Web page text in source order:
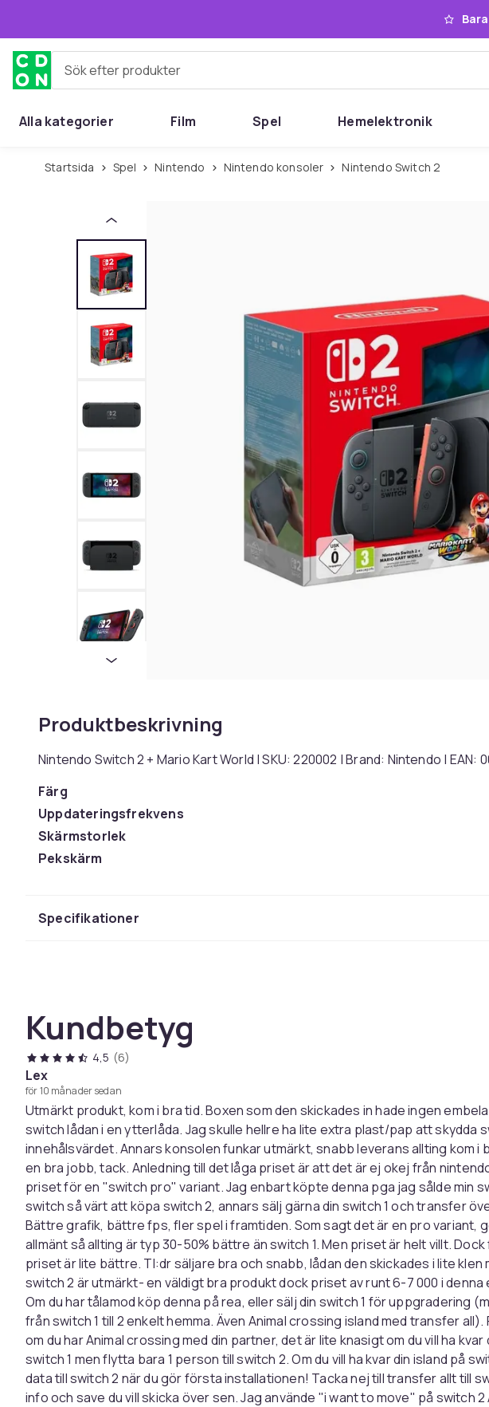
Sök efter produkter
Alla kategorier Film Spel Hemelektronik
Startsida Spel Nintendo Nintendo konsoler Nintendo Switch 2
Produktbeskrivning
Nintendo Switch 2 + Mario Kart World | SKU: 220002 | Brand: Nintendo | EAN:
Färg
Uppdateringsfrekvens
Skärmstorlek
Pekskärm
Specifikationer
Kundbetyg
4,5 (6)
Lex
för 10 månader sedan
Utmärkt produkt, kom i bra tid. Boxen som den skickades in hade ingen
switch lådan i en ytterlåda. Jag skulle hellre ha lite extra plast/pap att skydda
innehålsvärdet. Annars konsolen funkar utmärkt, snabb leverans allting kom i
en bra jobb, tack. Anledning till det låga priset är att det är ej okej från
priset för en "switch pro" variant. Jag enbart köpte denna pga jag sålde min
switch så värt att köpa switch 2, annars sälj gärna din switch 1 och transfer
Bättre grafik, bättre fps, fler spel i framtiden. Som sagt det är en pro variant,
allmänt så allting är typ 30-50% bättre än switch 1. Men priset är helt villt.
priset är lite bättre. Tl:dr säljare bra och snabb, lådan den skickades i lite klen
switch 2 är utmärkt- en väldigt bra produkt dock priset av runt 6-7 000 i denna
Om du har tålamod köp denna på rea, eller sälj din switch 1 för uppgradering
från switch 1 till 2 enkelt hemma. Även Animal crossing island med transfer
om du har Animal crossing med din partner, det är lite knasigt om du vill ha kvar
switch 1 men flytta bara 1 person till switch 2. Om du vill ha kvar din island på
data till switch 2 när du gör första installationen! Tacka nej till transfer allt till
info och save du vill skicka över sen. Jag använde "i want to move" på switch